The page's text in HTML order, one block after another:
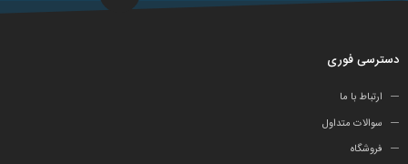
دسترسی فوری
ارتباط با ما
سوالات متداول
فروشگاه